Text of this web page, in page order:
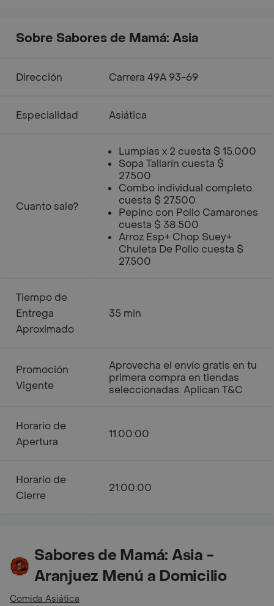
Sobre Sabores de Mamá: Asia
Dirección Carrera 49A 93-69
Especialidad Asiática
Cuanto sale?
Lumpias x 2 cuesta $ 15.000
Sopa Tallarín cuesta $
27.500
Combo individual completo.
cuesta $ 27.500
Pepino con Pollo Camarones
cuesta $ 38.500
Arroz Esp+ Chop Suey+
Chuleta De Pollo cuesta $
27.500
Tiempo de
Entrega
Aproximado
35 min
Promoción
Vigente
Aprovecha el envío gratis en tu
primera compra en tiendas
seleccionadas. Aplican T&C
Horario de
Apertura
11:00:00
Horario de
Cierre
21:00:00
Sabores de Mamá: Asia -
Aranjuez Menú a Domicilio
Comida Asiática